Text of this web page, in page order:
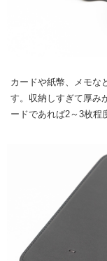
カードや紙幣、メモな
す。収納しすぎて厚み
ードであれば2～3枚程